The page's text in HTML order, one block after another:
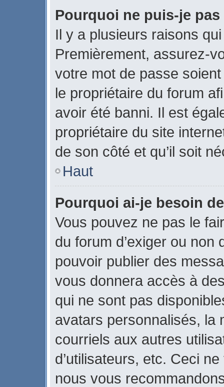
Pourquoi ne puis-je
Il y a plusieurs raisons
Premièrement, assurez-
votre mot de passe
le propriétaire du forum
avoir été banni. Il est
propriétaire du site
de son côté et qu’il soit
Haut
Pourquoi ai-je besoin
Vous pouvez ne pas le
du forum d’exiger ou
pouvoir publier des
vous donnera accès à
qui ne sont pas
avatars personnalisés, la
courriels aux autres
d’utilisateurs, etc. Ceci
nous vous